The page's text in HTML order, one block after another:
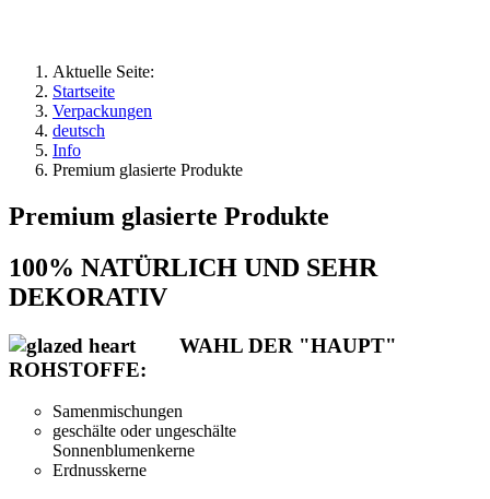
Aktuelle Seite:
Startseite
Verpackungen
deutsch
Info
Premium glasierte Produkte
Premium glasierte Produkte
100% NATÜRLICH UND SEHR
DEKORATIV
WAHL DER "HAUPT"
ROHSTOFFE:
Samenmischungen
geschälte oder ungeschälte
Sonnenblumenkerne
Erdnusskerne